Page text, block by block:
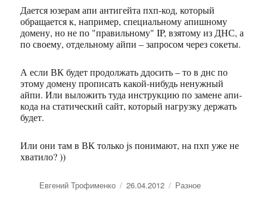
Дается юзерам апи антигейта пхп-код, который
обращается к, например, специальному апишному
домену, но не по "правильному" IP, взятому из ДНС, а
по своему, отдельному айпи – запросом через сокеты.
А если ВК будет продолжать ддосить – то в днс по
этому домену прописать какой-нибудь ненужный
айпи. Или выложить туда инструкцию по замене апи-
кода на статический сайт, который нагрузку держать
будет.
Или они там в ВК только js понимают, на пхп уже не
хватило? ))
Автор
Евгений Трофименко Опубликовано
26.04.2012 Рубрики
Разное